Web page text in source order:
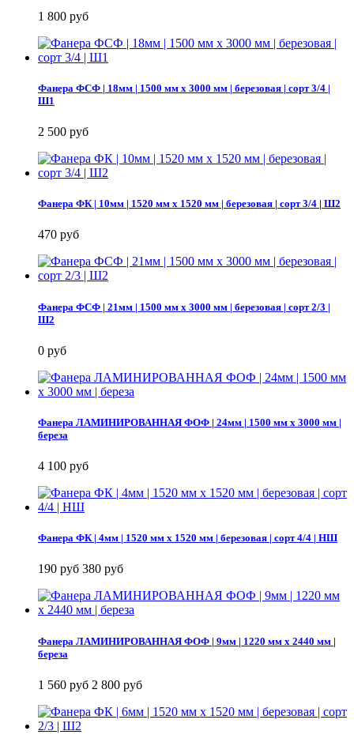
1 800 руб
Фанера ФСФ | 18мм | 1500 мм х 3000 мм | березовая | сорт 3/4 |
Ш1
2 500 руб
Фанера ФК | 10мм | 1520 мм х 1520 мм | березовая | сорт 3/4 | Ш2
470 руб
Фанера ФСФ | 21мм | 1500 мм х 3000 мм | березовая | сорт 2/3 |
Ш2
0 руб
Фанера ЛАМИНИРОВАННАЯ ФОФ | 24мм | 1500 мм х 3000 мм |
береза
4 100 руб
Фанера ФК | 4мм | 1520 мм х 1520 мм | березовая | сорт 4/4 | НШ
190 руб 380 руб
Фанера ЛАМИНИРОВАННАЯ ФОФ | 9мм | 1220 мм х 2440 мм |
береза
1 560 руб 2 800 руб